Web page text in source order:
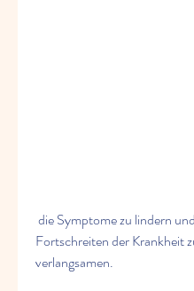
Fortschreiten der Krankheit
verlangsamen.